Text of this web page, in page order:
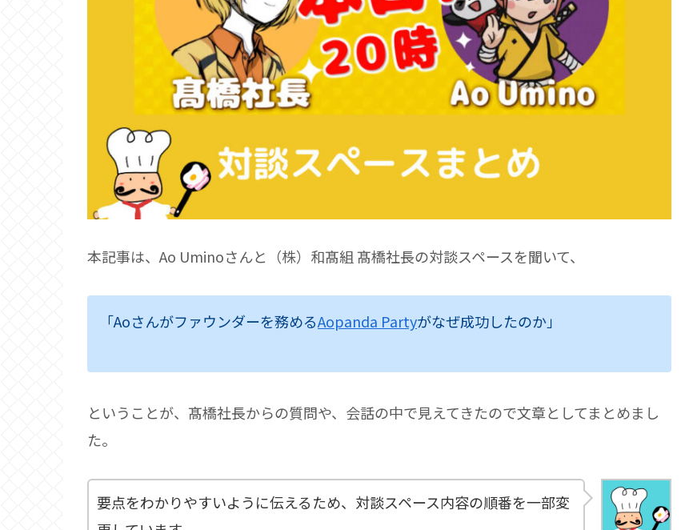
本記事は、Ao Uminoさんと（株）和髙組 髙橋社長の対談スペースを聞いて、
「Aoさんがファウンダーを務めるAopanda Partyがなぜ成功したのか」
ということが、髙橋社長からの質問や、会話の中で見えてきたので文章としてまとめまし
た。
要点をわかりやすいように伝えるため、対談スペース内容の順番を一部変